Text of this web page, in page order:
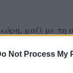
Not Process My
κόρη, μαζί με
γεννήθηκε
χρονών.